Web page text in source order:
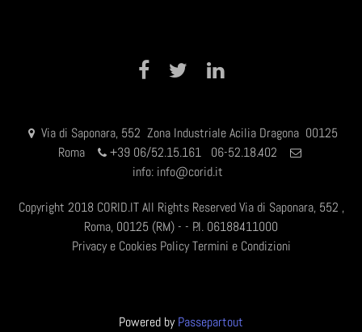
Facebook Twitter
Via di Saponara, 552 Zona Industriale Acilia Dragona 00125
Roma
+39 06/52.15.161 06-52.18.402
info: info@corid.it
Copyright 2018 CORID.IT All Rights Reserved Via di Saponara, 552 ,
Roma, 00125 (RM) - - P.I. 06188411000
Privacy e Cookies Policy Termini e Condizioni
Powered byPassepartout